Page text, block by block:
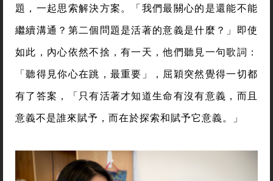
題，一起思索解決方案。「我們最關心的是還能不能
繼續溝通？第二個問題是活著的意義是什麼？」即使
如此，內心依然不捨，有一天，他們聽見一句歌詞：
「聽得見你心在跳，最重要」，屈穎突然覺得一切都
有了答案，「只有活著才知道生命有沒有意義，而且
意義不是誰來賦予，而在於探索和賦予它意義。」